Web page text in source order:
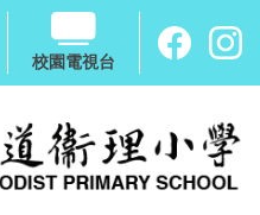
校園電視台